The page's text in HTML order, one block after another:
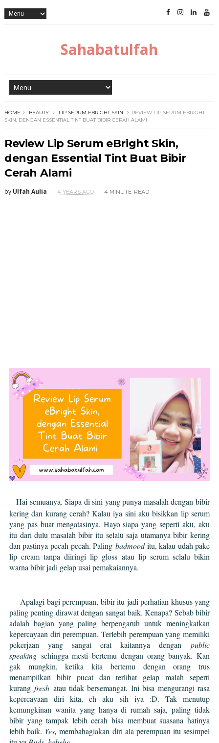
Sahabatulfah
HOME BEAUTY LIP SERUM EBRIGHT SKIN
REVIEW LIP SERUM EBRIGHT
SKIN, DENGAN ESSENTIAL TINT BUAT BIBIR CERAH ALAMI
Review Lip Serum eBright Skin,
dengan Essential Tint Buat Bibir
Cerah Alami
by Ulfah Aulia 4 YEARS AGO 4 MINUTE READ
Hai semuanya. Siapa di sini yang punya masalah dengan bibir
kering dan kurang cerah? Kalau iya sini aku bisikkan lip serum
yang pas buat mengatasinya. Hayo siapa yang seperti aku, aku
itu dari dulu masalah bibir itu selalu saja utamanya bibir kering
dan pastinya pecah-pecah. Paling badmooditu, kalau udah pake
lip cream tanpa diiringi lip gloss atau lip serum selalu bikin
warna bibir jadi gelap usai pemakaiannya.
Apalagi bagi perempuan, bibir itu jadi perhatian khusus yang
paling penting dirawat dengan sangat baik. Kenapa? Sebab bibir
adalah bagian yang paling berpengaruh untuk meningkatkan
kepercayaan diri perempuan. Terlebih perempuan yang memiliki
pekerjaan yang sangat erat kaitannya dengan public
speakingsehingga mesti bertemu dengan orang banyak. Kan
gak mungkin, ketika kita bertemu dengan orang trus
menampilkan bibir pucat dan terlihat gelap malah seperti
kurangfresh atau tidak bersemangat. Ini bisa mengurangi rasa
kepercayaan diri kita, eh aku sih iya :D. Tak menutup
kemungkinan wanita yang hanya di rumah saja, paling tidak
bibir yang tampak lebih cerah bisa membuat suasana hatinya
lebih baik. Yes, membahagiakan diri ala perempuan itu sesimpel